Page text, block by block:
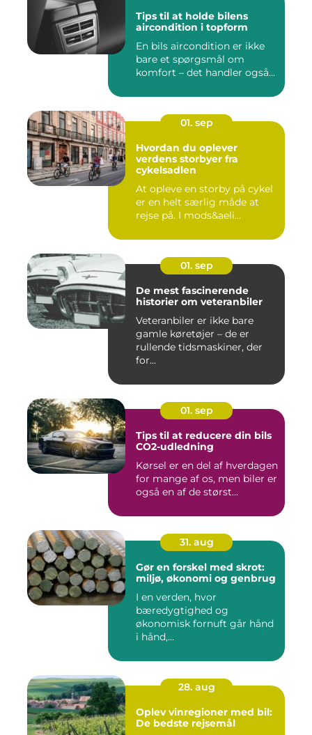
Tips til at holde bilens
aircondition i topform
En bils aircondition er ikke
bare et spørgsmål om
komfort – det handler også...
01. sep
Hvordan du oplever
verdens storbyer fra
cykelsadlen
At opleve en storby på cykel
er en helt særlig måde at
rejse på. I mods&aeli...
01. sep
De mest fascinerende
historier om veteranbiler
Veteranbiler er ikke bare
gamle køretøjer – de er
rullende tidsmaskiner, der
for...
01. sep
Tips til at reducere din bils
CO2-udledning
Kørsel er en del af hverdagen
for mange af os, men biler er
også en af de størst...
31. aug
Gør en forskel med skrot:
miljø, økonomi og genbrug
I en verden, hvor
bæredygtighed og
økonomisk fornuft går hånd
i hånd,...
28. aug
Oplev vinregioner med bil:
De bedste rejsemål